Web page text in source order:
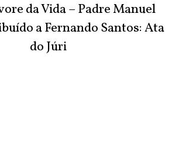
da Vida – Padre Manuel
a Fernando Santos: Ata
do Júri